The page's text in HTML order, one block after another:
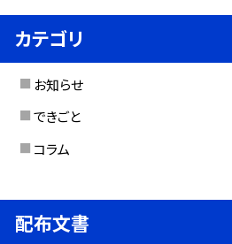
カテゴリ
お知らせ
できごと
コラム
配布文書